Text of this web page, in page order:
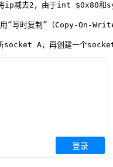
将ip减去2，由于int $0x80和
“写时复制”（Copy-On-
登录